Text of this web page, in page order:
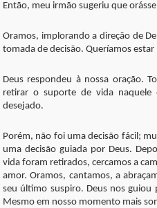
Então, meu irmão sugeriu que
Oramos, implorando a direção de
tomada de decisão. Queríamos
Deus respondeu à nossa oração.
retirar o suporte de vida naquele
desejado.
Porém, não foi uma decisão fácil;
uma decisão guiada por Deus.
vida foram retirados, cercamos a
amor. Oramos, cantamos, a
seu último suspiro. Deus nos
Mesmo em nosso momento mais